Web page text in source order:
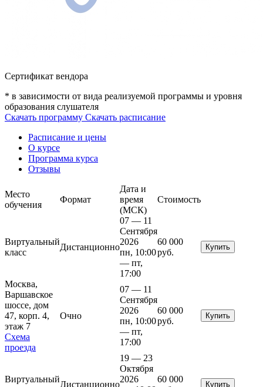
Сертификат вендора
* в зависимости от вида реализуемой программы и уровня
образования слушателя
Скачать программу Скачать расписание
Расписание и цены
О курсе
Программа курса
Отзывы
Место
обучения
Формат
Дата и
время
(МСК)
Стоимость
Виртуальный
класс
Дистанционно
07 — 11
Сентября
2026
пн, 10:00
— пт,
17:00
60 000
руб.
Купить
Москва,
Варшавское
шоссе, дом
47, корп. 4,
этаж 7
Схема
проезда
Очно
07 — 11
Сентября
2026
пн, 10:00
— пт,
17:00
60 000
руб.
Купить
Виртуальный
Дистанционно
19 — 23
Октября
2026
60 000
Купить